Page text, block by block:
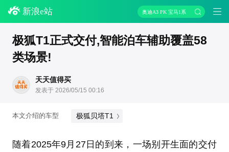
新浪e站 奥迪A3 PK 宝马1系
极狐T1正式交付,智能泊车辅助覆盖58
类场景!
天天值得买
发表于 2026/05/15 00:16
本文介绍的车型 极狐贝塔T1
随着2025年9月27日的到来，一场别开生面的交付